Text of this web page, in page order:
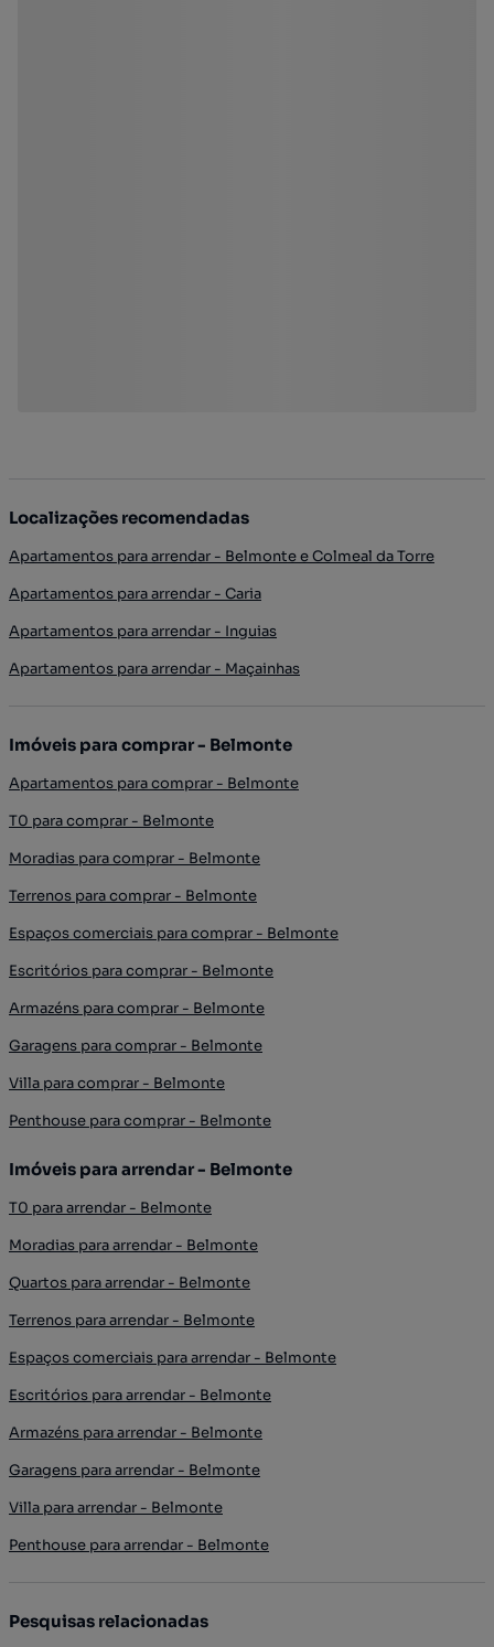
Localizações recomendadas
Apartamentos para arrendar - Belmonte e Colmeal da Torre
Apartamentos para arrendar - Caria
Apartamentos para arrendar - Inguias
Apartamentos para arrendar - Maçainhas
Imóveis para comprar - Belmonte
Apartamentos para comprar - Belmonte
T0 para comprar - Belmonte
Moradias para comprar - Belmonte
Terrenos para comprar - Belmonte
Espaços comerciais para comprar - Belmonte
Escritórios para comprar - Belmonte
Armazéns para comprar - Belmonte
Garagens para comprar - Belmonte
Villa para comprar - Belmonte
Penthouse para comprar - Belmonte
Imóveis para arrendar - Belmonte
T0 para arrendar - Belmonte
Moradias para arrendar - Belmonte
Quartos para arrendar - Belmonte
Terrenos para arrendar - Belmonte
Espaços comerciais para arrendar - Belmonte
Escritórios para arrendar - Belmonte
Armazéns para arrendar - Belmonte
Garagens para arrendar - Belmonte
Villa para arrendar - Belmonte
Penthouse para arrendar - Belmonte
Pesquisas relacionadas